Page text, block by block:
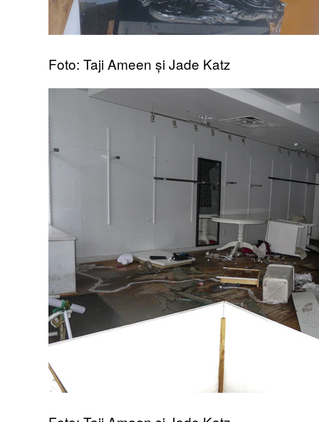
Foto: Taji Ameen și Jade Katz